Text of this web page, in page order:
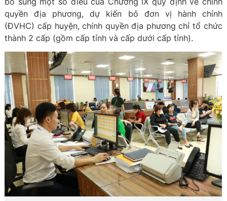
quyền địa phương, dự kiến bỏ đơn vị hành chính
(ĐVHC) cấp huyện, chính quyền địa phương chỉ tổ chức
thành 2 cấp (gồm cấp tỉnh và cấp dưới cấp tỉnh).